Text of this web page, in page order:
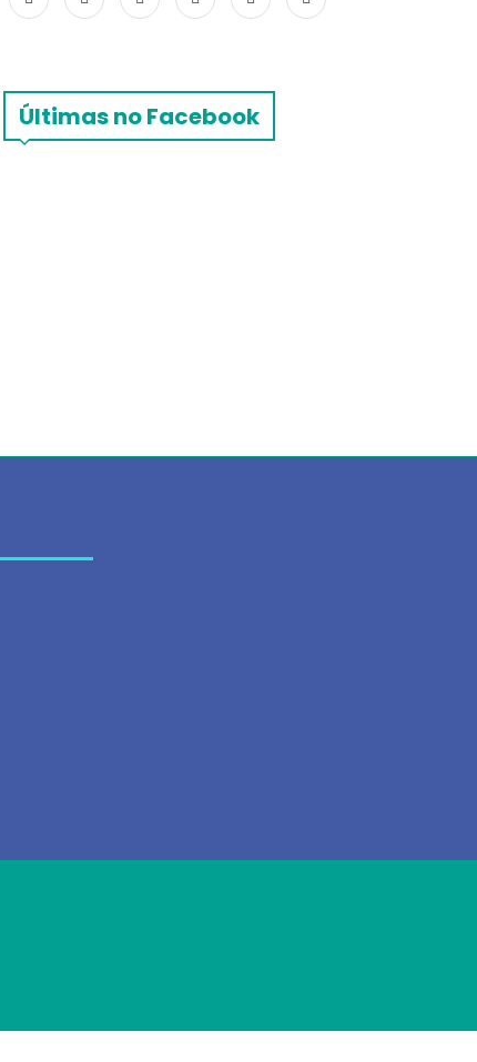
Últimas no Facebook